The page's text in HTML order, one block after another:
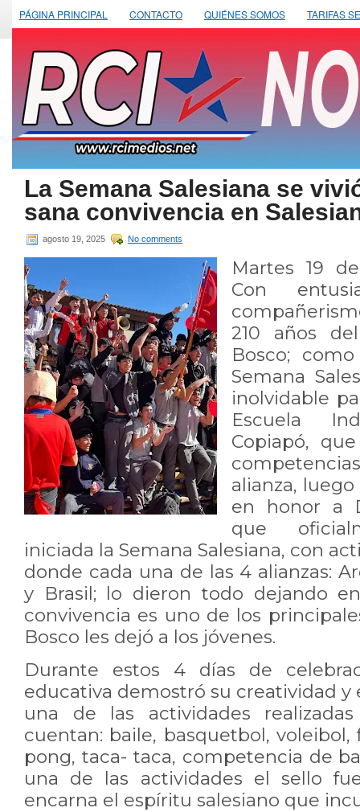
PÁGINA PRINCIPAL CONTACTO QUIÉNES SOMOS TARIFAS
La Semana Salesiana se
sana convivencia en
agosto 19, 2025 No comments
Martes 19
Con
210 años
Bosco;
Semana
inolvidable
Escuela
Copiapó,
alianza,
en honor a
que
iniciada la Semana Salesiana, con
donde cada una de las 4 alianzas:
y Brasil; lo dieron todo dejando
convivencia es uno de los
Bosco les dejó a los jóvenes.
Durante estos 4 días de
educativa demostró su creatividad y
una de las actividades
cuentan: baile, basquetbol,
pong, taca- taca, competencia de
una de las actividades el sello
encarna el espíritu salesiano que